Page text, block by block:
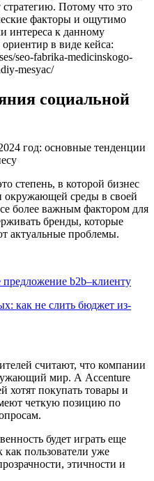
стратегию. Потому что это
факторы и ощутимо
интереса к данному
в виде кейса:
seo-fabrika-medicinskogo-
mesyac/
социальной
степень, в которой бизнес
окружающей среды в своей
более важным фактором для
бренды, которые
актуальные проблемы.
b2b–клиенту
как не слить бюджет из-
считают, что компании
мир. А Accenture
хотят покупать товары и
четкую позицию по
будет играть еще
пользователи уже
этичности и